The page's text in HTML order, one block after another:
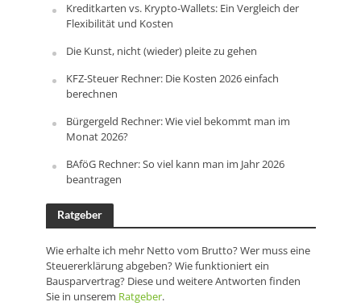
Kreditkarten vs. Krypto-Wallets: Ein Vergleich der
Flexibilität und Kosten
Die Kunst, nicht (wieder) pleite zu gehen
KFZ-Steuer Rechner: Die Kosten 2026 einfach
berechnen
Bürgergeld Rechner: Wie viel bekommt man im
Monat 2026?
BAföG Rechner: So viel kann man im Jahr 2026
beantragen
Ratgeber
Wie erhalte ich mehr Netto vom Brutto? Wer muss eine
Steuererklärung abgeben? Wie funktioniert ein
Bausparvertrag? Diese und weitere Antworten finden
Sie in unserem Ratgeber.